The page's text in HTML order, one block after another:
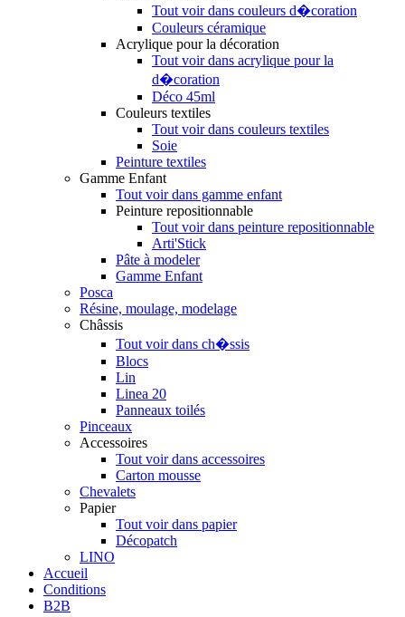
Tout voir dans couleurs d�coration
Couleurs céramique
Acrylique pour la décoration
Tout voir dans acrylique pour la
d�coration
Déco 45ml
Couleurs textiles
Tout voir dans couleurs textiles
Soie
Peinture textiles
Gamme Enfant
Tout voir dans gamme enfant
Peinture repositionnable
Tout voir dans peinture repositionnable
Arti'Stick
Pâte à modeler
Gamme Enfant
Posca
Résine, moulage, modelage
Châssis
Tout voir dans ch�ssis
Blocs
Lin
Linea 20
Panneaux toilés
Pinceaux
Accessoires
Tout voir dans accessoires
Carton mousse
Chevalets
Papier
Tout voir dans papier
Décopatch
LINO
Accueil
Conditions
B2B